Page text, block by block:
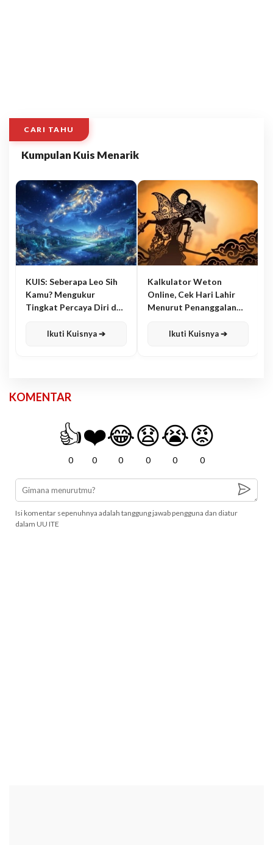
CARI TAHU
Kumpulan Kuis Menarik
KUIS: Seberapa Leo Sih
Kamu? Mengukur
Tingkat Percaya Diri dan
Ikuti Kuisnya ➔
Kalkulator Weton
Online, Cek Hari Lahir
Menurut Penanggalan
Ikuti Kuisnya ➔
KOMENTAR
👍
0
❤️
0
😂
0
😧
0
😭
0
😡
0
Isi komentar sepenuhnya adalah tanggung jawab pengguna dan diatur
dalam UU ITE